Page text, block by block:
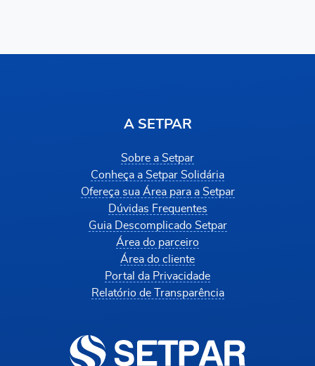
A SETPAR
Sobre a Setpar
Conheça a Setpar Solidária
Ofereça sua Área para a Setpar
Dúvidas Frequentes
Guia Descomplicado Setpar
Área do parceiro
Área do cliente
Portal da Privacidade
Relatório de Transparência